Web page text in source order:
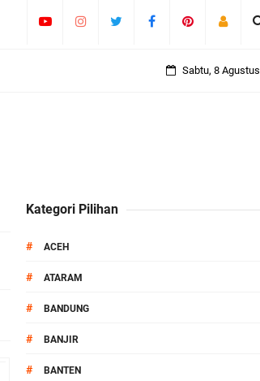
Sabtu, 8 Agustus
Kategori Pilihan
# ACEH
# ATARAM
# BANDUNG
# BANJIR
# BANTEN